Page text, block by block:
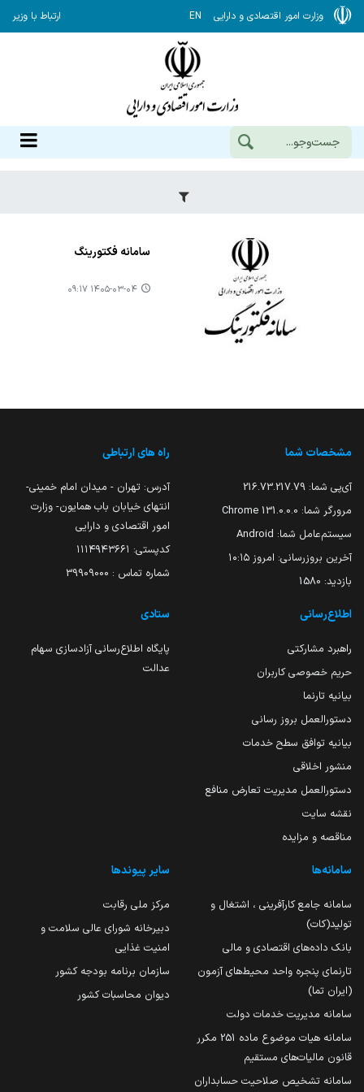
وزارت امور اقتصادی و دارایی EN ارتباط با وزیر
سامانه فکتورینگ
۱۴۰۵-۰۳-۰۴ ۰۹:۱۷
مشخصات شما
آی‌پی شما: 216.73.217.79
مرورگر شما: 131.0.0.0 Chrome
سیستم‌عامل شما: Android
آخرین بروزرسانی: امروز ۱۰:۱۵
بازدید: 1580
راه های ارتباطی
آدرس: تهران - میدان امام خمینی-
انتهای خیابان باب همایون- وزارت
امور اقتصادی و دارایی
کدپستی: ۱۱۱۴۹۴۳۶۶۱
شماره تماس : 39909000
اطلاع‌رسانی
راهبرد مشارکتی
حریم خصوصی کاربران
بیانیه تارنما
دستورالعمل بروز رسانی
بیانیه توافق سطح خدمات
منشور اخلاقی
دستورالعمل مدیریت تعارض منافع
نقشه سایت
مناقصه و مزایده
ستادی
پایگاه اطلاع‌رسانی آزادسازی سهام
عدالت
سامانه‌ها
سامانه جامع کارآفرینی ، اشتغال و
تولید(کات)
بانک داده‌های اقتصادی و مالی
تارنمای پنجره واحد محیط‌های آزمون
(ایران تما)
سامانه مدیریت خدمات دولت
سامانه هیات موضوع ماده 251 مکرر
قانون مالیات‌های مستقیم
سامانه تشخیص صلاحیت حسابداران
سایر پیوندها
مرکز ملی رقابت
دبیرخانه شورای عالی سلامت و
امنیت غذایی
سازمان برنامه بودجه کشور
دیوان محاسبات کشور